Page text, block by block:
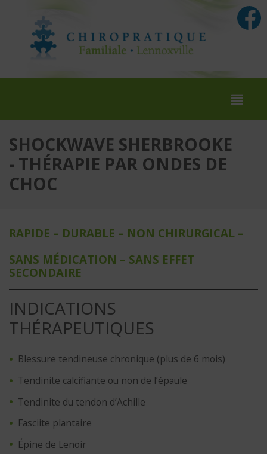
SHOCKWAVE SHERBROOKE
- THÉRAPIE PAR ONDES DE
CHOC
RAPIDE – DURABLE – NON CHIRURGICAL –
SANS MÉDICATION – SANS EFFET
SECONDAIRE
INDICATIONS
THÉRAPEUTIQUES
Blessure tendineuse chronique (plus de 6 mois)
Tendinite calcifiante ou non de l’épaule
Tendinite du tendon d’Achille
Fasciite plantaire
Épine de Lenoir